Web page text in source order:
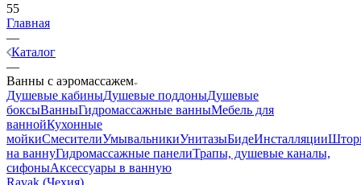
55
Главная
—
Каталог
—
Ванны с аэромассажем
Душевые кабиныДушевые поддоныДушевые
боксыВанныГидромассажные ванныМебель для
ваннойКухонные
мойкиСмесителиУмывальникиУнитазыБидеИнсталляции
на ваннуГидромассажные панелиТрапы, душевые каналы,
сифоныАксессуары в ванную
Ravak (Чехия)